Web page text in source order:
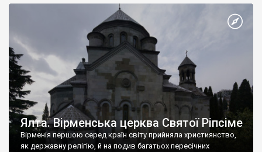
Херсонесі Володимир-язичник, став Василем-християнином.
А потім було Хрещення Русі. На честь Херсонесу Таврійського
Ялта. Вірменська церква Святої Ріпсіме
Вірменія першою серед країн світу прийняла християнство,
як державну релігію, й на подив багатьох пересічних